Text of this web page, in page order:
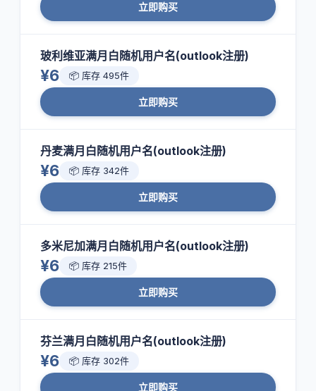
立即购买
玻利维亚满月白随机用户名(outlook注册)
¥6 📦 库存 495件
立即购买
丹麦满月白随机用户名(outlook注册)
¥6 📦 库存 342件
立即购买
多米尼加满月白随机用户名(outlook注册)
¥6 📦 库存 215件
立即购买
芬兰满月白随机用户名(outlook注册)
¥6 📦 库存 302件
立即购买